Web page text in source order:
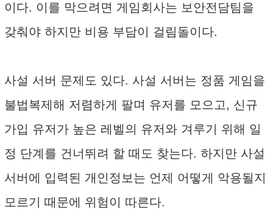
이다. 이를 막으려면 게임회사는 보안전담팀을
갖춰야 하지만 비용 부담이 걸림돌이다.
사설 서버 문제도 있다. 사설 서버는 정품 게임을
불법복제해 저렴하게 팔며 유저를 모으고, 신규
가입 유저가 높은 레벨의 유저와 겨루기 위해 일
정 단계를 건너뛰려 할 때도 찾는다. 하지만 사설
서버에 입력된 개인정보는 언제 어떻게 악용될지
모르기 때문에 위험이 따른다.